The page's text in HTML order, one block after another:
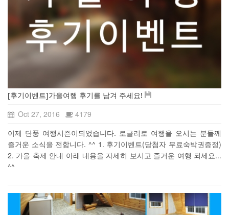
[후기이벤트]가을여행 후기를 남겨 주세요!
Oct 27, 2016
4179
이제 단풍 여행시즌이되었습니다. 로글리로 여행을 오시는 분들께
즐거운 소식을 전합니다. ^^ 1. 후기이벤트(당첨자 무료숙박권증정)
2. 가을 축제 안내 아래 내용을 자세히 보시고 즐거운 여행 되세요...
^^